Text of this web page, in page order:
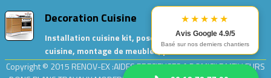
★★★★★
Avis Google 4.9/5
Basé sur nos derniers chantiers
Decoration Cuisine
Installation cuisine kit, pose de meubles de
cuisine, montage de meubles, peinture cuisine…
Copyright © 2015 RENOV-EX :AIDES PRECIEUSES A DOMICILE.MEILLEURS